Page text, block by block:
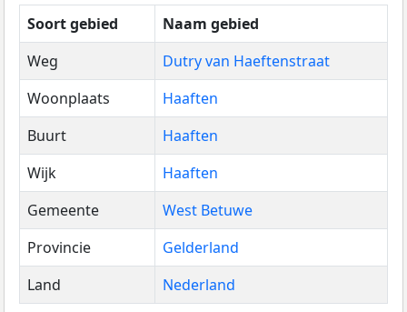
Soort gebied
Naam gebied
Weg
Dutry van Haeftenstraat
Woonplaats
Haaften
Buurt
Haaften
Wijk
Haaften
Gemeente
West Betuwe
Provincie
Gelderland
Land
Nederland